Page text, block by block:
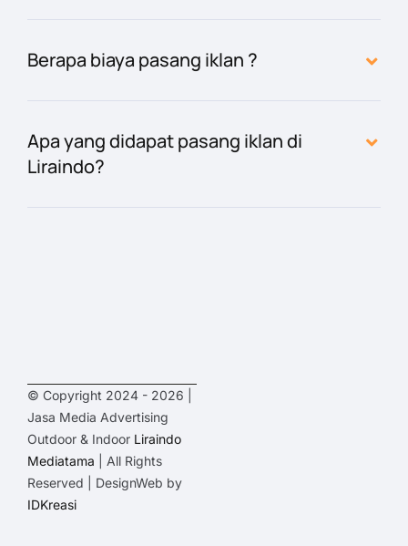
Berapa biaya pasang iklan ?
Apa yang didapat pasang iklan di
Liraindo?
© Copyright 2024 - 2026 |
Jasa Media Advertising
Outdoor & Indoor Liraindo
Mediatama | All Rights
Reserved | DesignWeb by
IDKreasi